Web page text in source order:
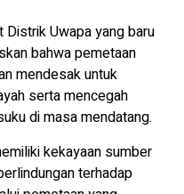
Distrik Uwapa yang baru
bahwa pemetaan
mendesak untuk
serta mencegah
di masa mendatang.
kekayaan sumber
terhadap